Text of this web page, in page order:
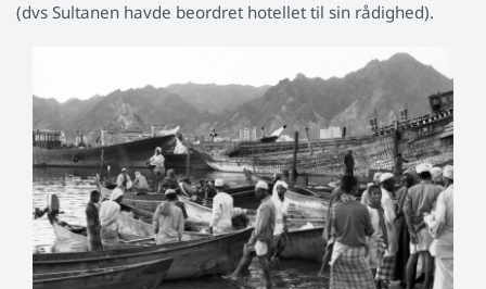
(dvs Sultanen havde beordret hotellet til sin rådighed).